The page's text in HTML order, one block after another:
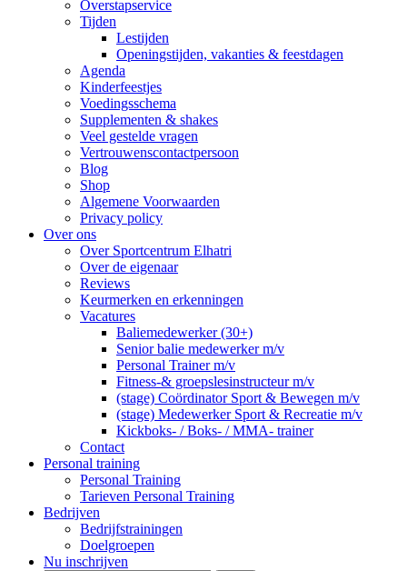
Overstapservice
Tijden
Lestijden
Openingstijden, vakanties & feestdagen
Agenda
Kinderfeestjes
Voedingsschema
Supplementen & shakes
Veel gestelde vragen
Vertrouwenscontactpersoon
Blog
Shop
Algemene Voorwaarden
Privacy policy
Over ons
Over Sportcentrum Elhatri
Over de eigenaar
Reviews
Keurmerken en erkenningen
Vacatures
Baliemedewerker (30+)
Senior balie medewerker m/v
Personal Trainer m/v
Fitness-& groepslesinstructeur m/v
(stage) Coördinator Sport & Bewegen m/v
(stage) Medewerker Sport & Recreatie m/v
Kickboks- / Boks- / MMA- trainer
Contact
Personal training
Personal Training
Tarieven Personal Training
Bedrijven
Bedrijfstrainingen
Doelgroepen
Nu inschrijven